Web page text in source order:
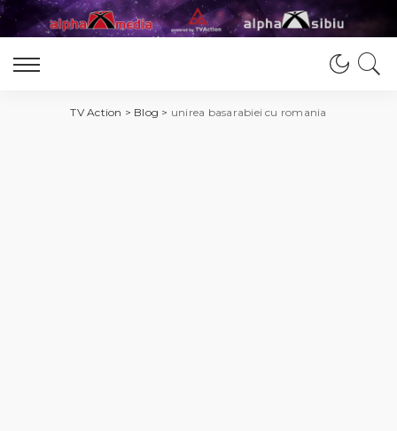
TV Action > Blog > unirea basarabiei cu romania